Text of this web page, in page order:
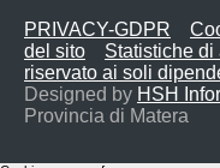
PRIVACY-GDPR
del sito
Statistiche di
riservato ai soli
Designed by HSH
Provincia di Matera